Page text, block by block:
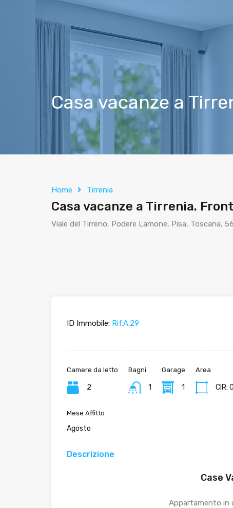
Casa vacanze a
Home Tirrenia
Casa vacanze a Tirrenia.
Viale del Tirreno, Podere Lamone, Pisa, Toscana,
ID Immobile: Rif.A.29
Camere da letto
2
Bagni
1
Garage
1
Area
CIR:
Mese Affitto
Agosto
Descrizione
Case
Appartamento in